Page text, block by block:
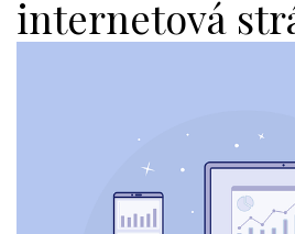
internetová